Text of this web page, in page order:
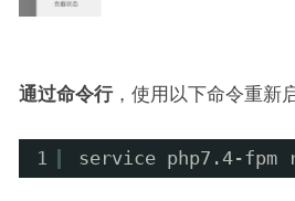
通过命令行，使用以下命令重新
1 service php7.4-fpm